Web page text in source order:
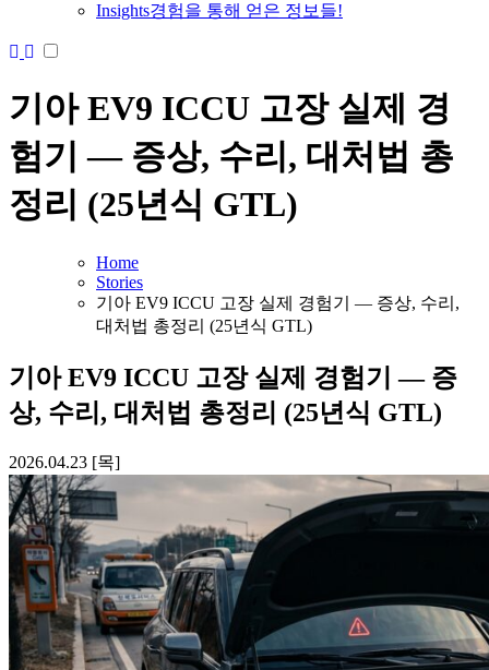
Insights경험을 통해 얻은 정보들!
기아 EV9 ICCU 고장 실제 경
험기 — 증상, 수리, 대처법 총
정리 (25년식 GTL)
Home
Stories
기아 EV9 ICCU 고장 실제 경험기 — 증상, 수리,
대처법 총정리 (25년식 GTL)
기아 EV9 ICCU 고장 실제 경험기 — 증
상, 수리, 대처법 총정리 (25년식 GTL)
2026.04.23 [목]